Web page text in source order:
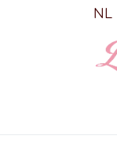
Skip to ContentNL